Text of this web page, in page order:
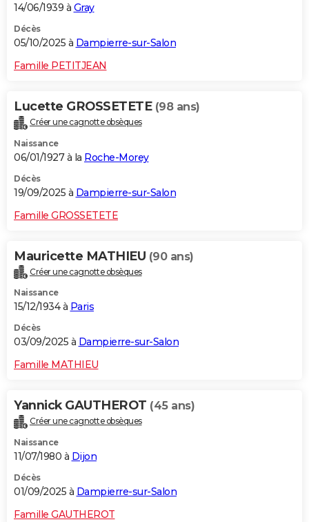
14/06/1939 à Gray
Décès
05/10/2025 à Dampierre-sur-Salon
Famille PETITJEAN
Lucette GROSSETETE (98 ans)
Créer une cagnotte obsèques
Naissance
06/01/1927 à la Roche-Morey
Décès
19/09/2025 à Dampierre-sur-Salon
Famille GROSSETETE
Mauricette MATHIEU (90 ans)
Créer une cagnotte obsèques
Naissance
15/12/1934 à Paris
Décès
03/09/2025 à Dampierre-sur-Salon
Famille MATHIEU
Yannick GAUTHEROT (45 ans)
Créer une cagnotte obsèques
Naissance
11/07/1980 à Dijon
Décès
01/09/2025 à Dampierre-sur-Salon
Famille GAUTHEROT